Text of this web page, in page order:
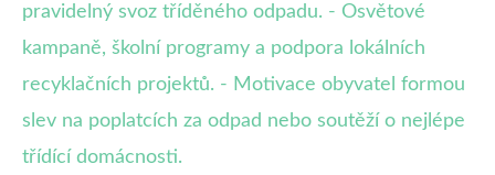
pravidelný svoz tříděného odpadu. - Osvětové
kampaně, školní programy a podpora lokálních
recyklačních projektů. - Motivace obyvatel formou
slev na poplatcích za odpad nebo soutěží o nejlépe
třídící domácnosti.